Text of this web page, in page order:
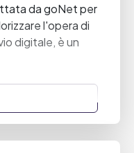
da goNet per
l'opera di
digitale, è un